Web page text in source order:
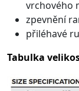
vrchového
zpevnění
přiléhavé
Tabulka